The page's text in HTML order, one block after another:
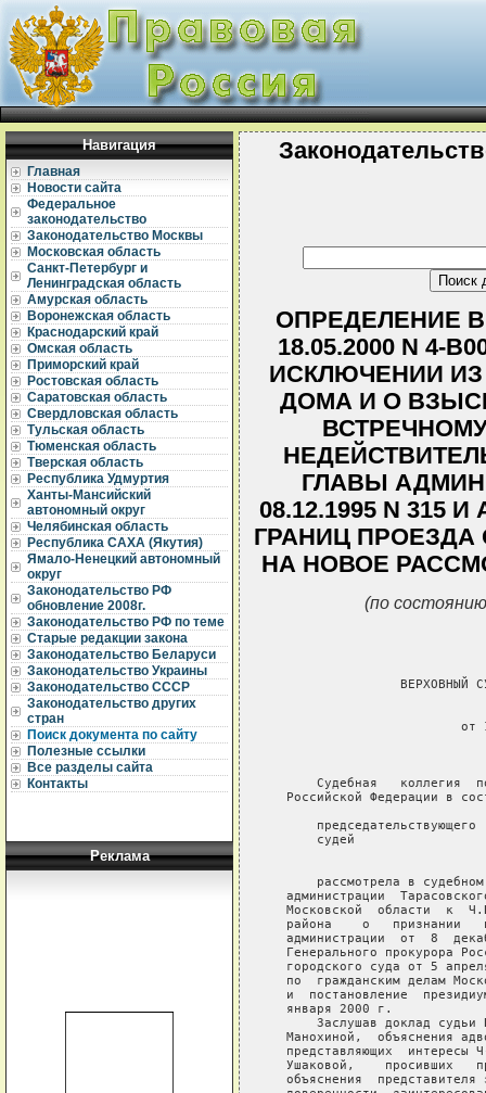
Навигация
Главная
Новости сайта
Федеральное
законодательство
Законодательство Москвы
Московская область
Санкт-Петербург и
Ленинградская область
Амурская область
Воронежская область
Краснодарский край
Омская область
Приморский край
Ростовская область
Саратовская область
Свердловская область
Тульская область
Тюменская область
Тверская область
Республика Удмуртия
Ханты-Мансийский
автономный округ
Челябинская область
Республика САХА (Якутия)
Ямало-Ненецкий автономный
округ
Законодательство РФ
обновление 2008г.
Законодательство РФ по теме
Старые редакции закона
Законодательство Беларуси
Законодательство Украины
Законодательство СССР
Законодательство других
стран
Поиск документа по сайту
Полезные ссылки
Все разделы сайта
Контакты
Реклама
ОПРЕДЕЛЕНИЕ
18.05.2000 N 4-
ИСКЛЮЧЕНИИ
ДОМА И О
ГЛАВЫ
08.12.1995 N 315
ГРАНИЦ ПРОЕЗДА
НА НОВОЕ
(по